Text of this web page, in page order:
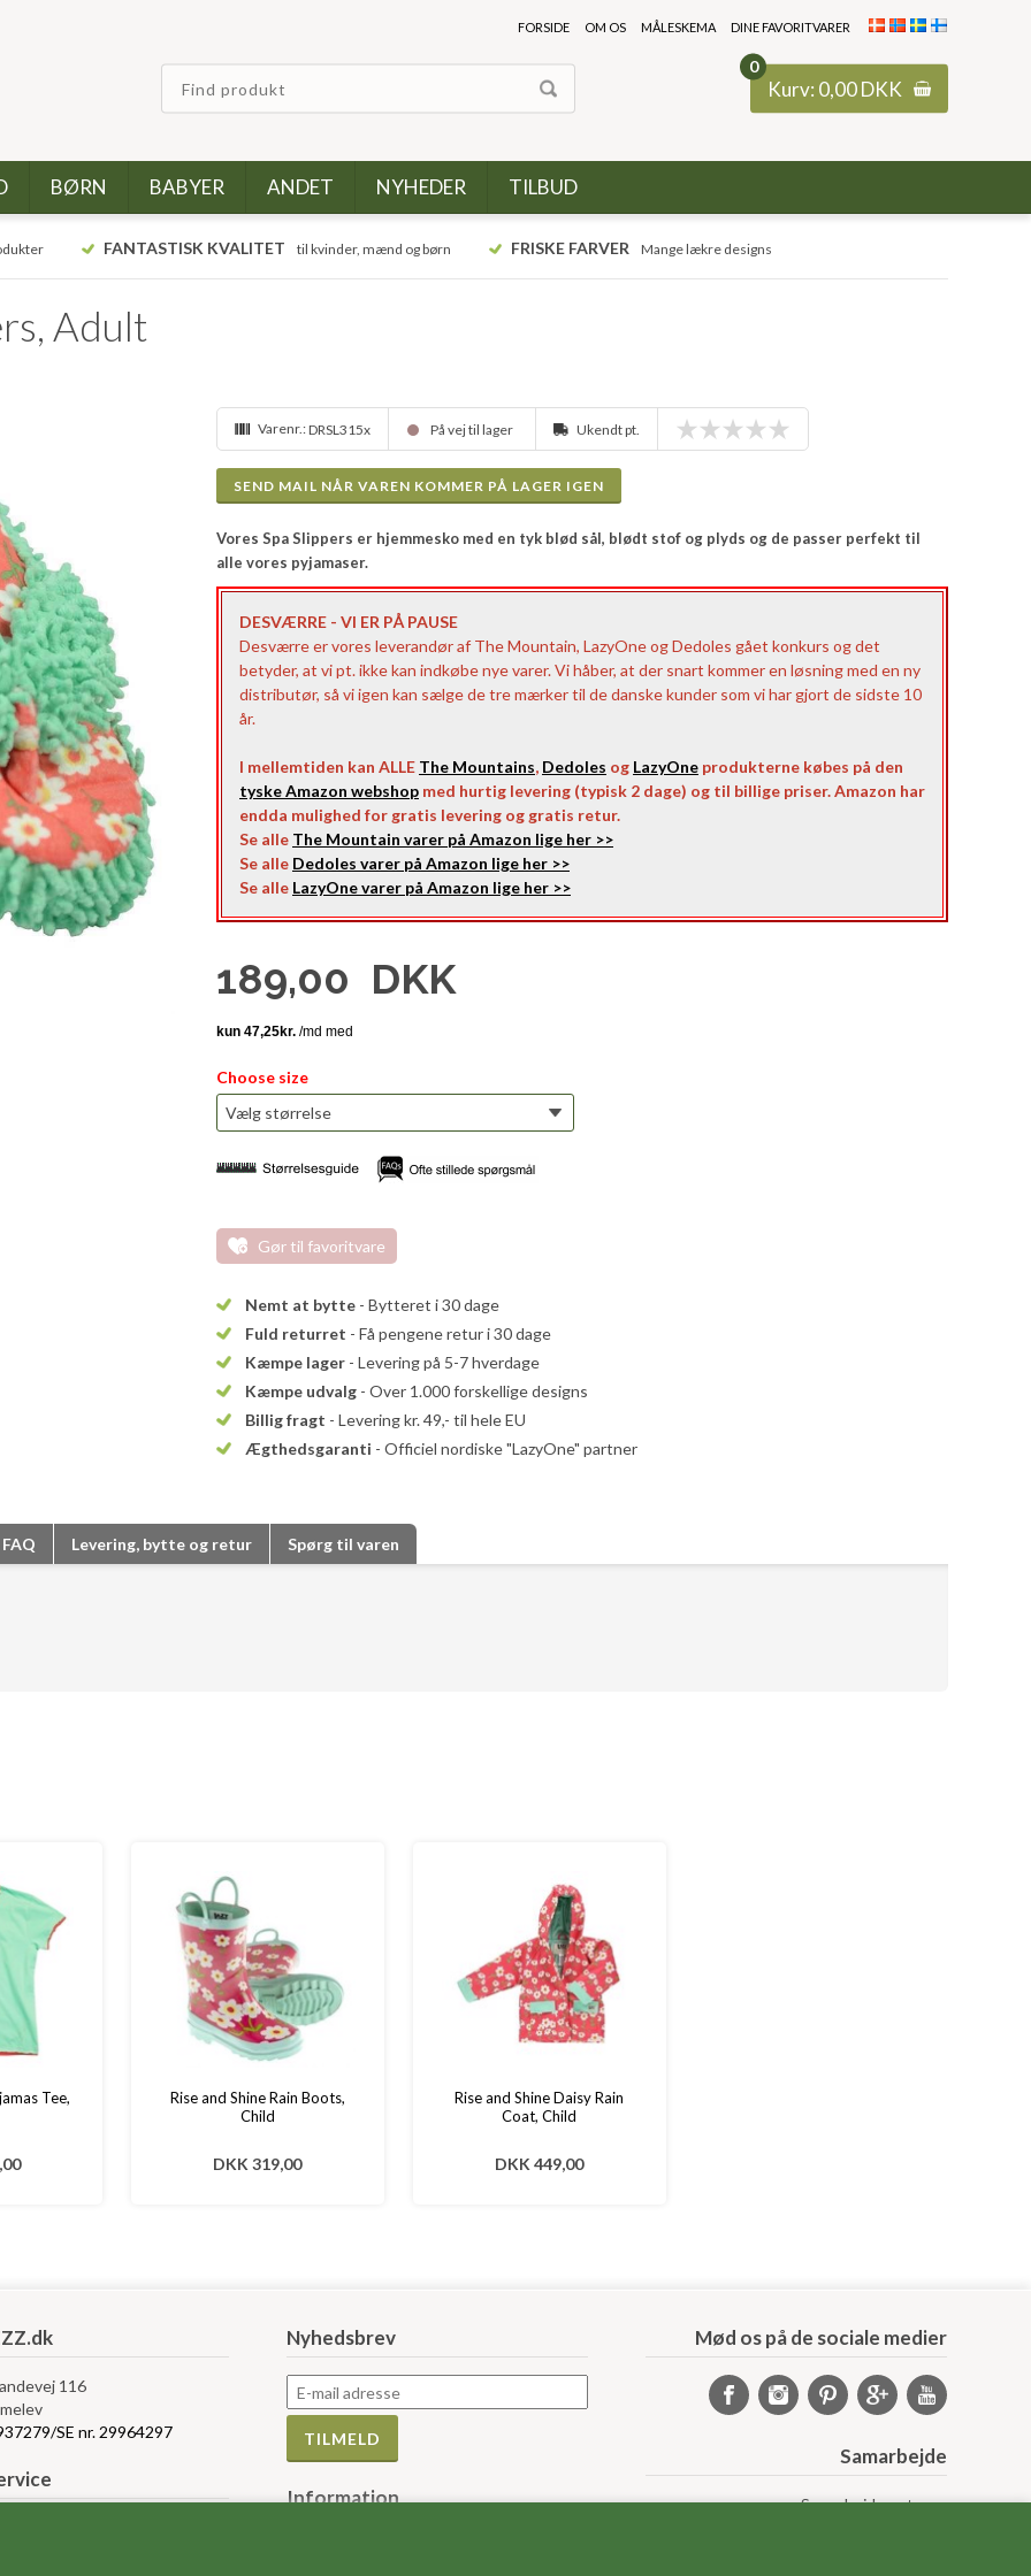
0
Kurv: 0,00DKK
FORSIDE OM OS MÅLESKEMA DINE FAVORITVARER
BØRN BABYER ANDET NYHEDER TILBUD
FANTASTISK KVALITET til kvinder, mænd og børn FRISKE FARVER Mange lækre designs
Adult
Varenr.:DRSL315x På vej til lager Ukendt pt.
SEND MAIL NÅR VAREN KOMMER PÅ LAGER IGEN
Vores Spa Slippers er hjemmesko med en tyk blød sål, blødt stof og plyds og de passer perfekt til
alle vores pyjamaser.
DESVÆRRE - VI ER PÅ PAUSE
Desværre er vores leverandør af The Mountain, LazyOne og Dedoles gået konkurs og det
betyder, at vi pt. ikke kan indkøbe nye varer. Vi håber, at der snart kommer en løsning med en ny
distributør, så vi igen kan sælge de tre mærker til de danske kunder som vi har gjort de sidste 10
år.
I mellemtiden kan ALLE The Mountains, Dedoles og LazyOne produkterne købes på den
tyske Amazon webshop med hurtig levering (typisk 2 dage) og til billige priser. Amazon har
endda mulighed for gratis levering og gratis retur.
Se alle The Mountain varer på Amazon lige her >>
Se alle Dedoles varer på Amazon lige her >>
Se alle LazyOne varer på Amazon lige her >>
189,00 DKK
Choose size
Gør til favoritvare
Nemt at bytte - Bytteret i 30 dage
Fuld returret - Få pengene retur i 30 dage
Kæmpe lager - Levering på 5-7 hverdage
Kæmpe udvalg - Over 1.000 forskellige designs
Billig fragt - Levering kr. 49,- til hele EU
Ægthedsgaranti - Officiel nordiske "LazyOne" partner
FAQ Levering, bytte og retur Spørg til varen
Tee,
Rise and Shine Rain Boots,
Child
DKK 319,00
Rise and Shine Daisy Rain
Coat, Child
DKK 449,00
116
SE nr. 29964297
Nyhedsbrev
Information
Mød os på de sociale medier
Samarbejde
Samarbejdspartnere